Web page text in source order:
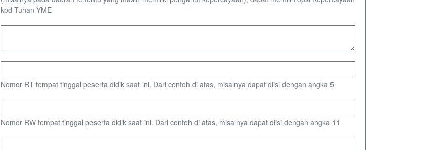
kpd Tuhan YME
Nomor RT tempat tinggal peserta didik saat ini. Dari contoh di atas, misalnya dapat diisi dengan angka 5
Nomor RW tempat tinggal peserta didik saat ini. Dari contoh di atas, misalnya dapat diisi dengan angka 11